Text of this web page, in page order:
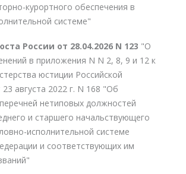
курортного обеспечения в
системе"
России от 28.04.2026 N 123 "О
в приложения N N 2, 8, 9 и 12 к
юстиции Российской
августа 2022 г. N 168 "Об
нетиповых должностей
и старшего начальствующего
исполнительной системе
и соответствующих им